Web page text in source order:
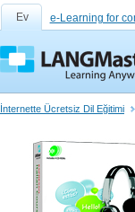
Ev e-Learning for
İnternette Ücretsiz Dil Eğitimi